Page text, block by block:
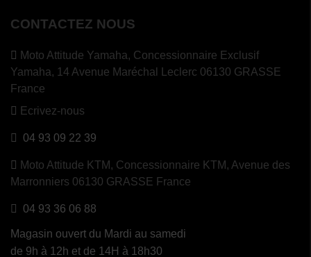
CONTACTEZ NOUS
Moto Attitude Yamaha, Concessionnaire Exclusif
Yamaha, 14 Avenue Maréchal Leclerc 06130 GRASSE
France
Ecrivez-nous
04 93 09 22 39
Moto Attitude KTM, Concessionnaire KTM, Avenue des
Marronniers 06130 GRASSE France
04 93 36 06 88
Magasin ouvert du Mardi au samedi
de 9h à 12h et de 14H à 18h30